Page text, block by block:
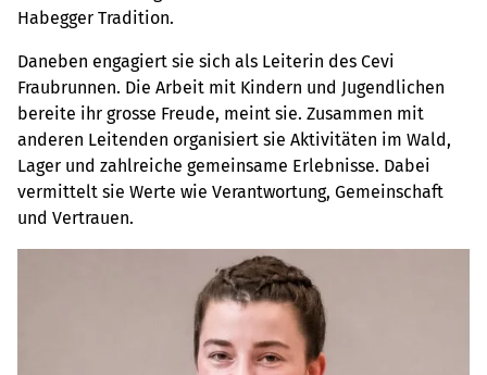
Habegger Tradition.
Daneben engagiert sie sich als Leiterin des Cevi
Fraubrunnen. Die Arbeit mit Kindern und Jugendlichen
bereite ihr grosse Freude, meint sie. Zusammen mit
anderen Leitenden organisiert sie Aktivitäten im Wald,
Lager und zahlreiche gemeinsame Erlebnisse. Dabei
vermittelt sie Werte wie Verantwortung, Gemeinschaft
und Vertrauen.